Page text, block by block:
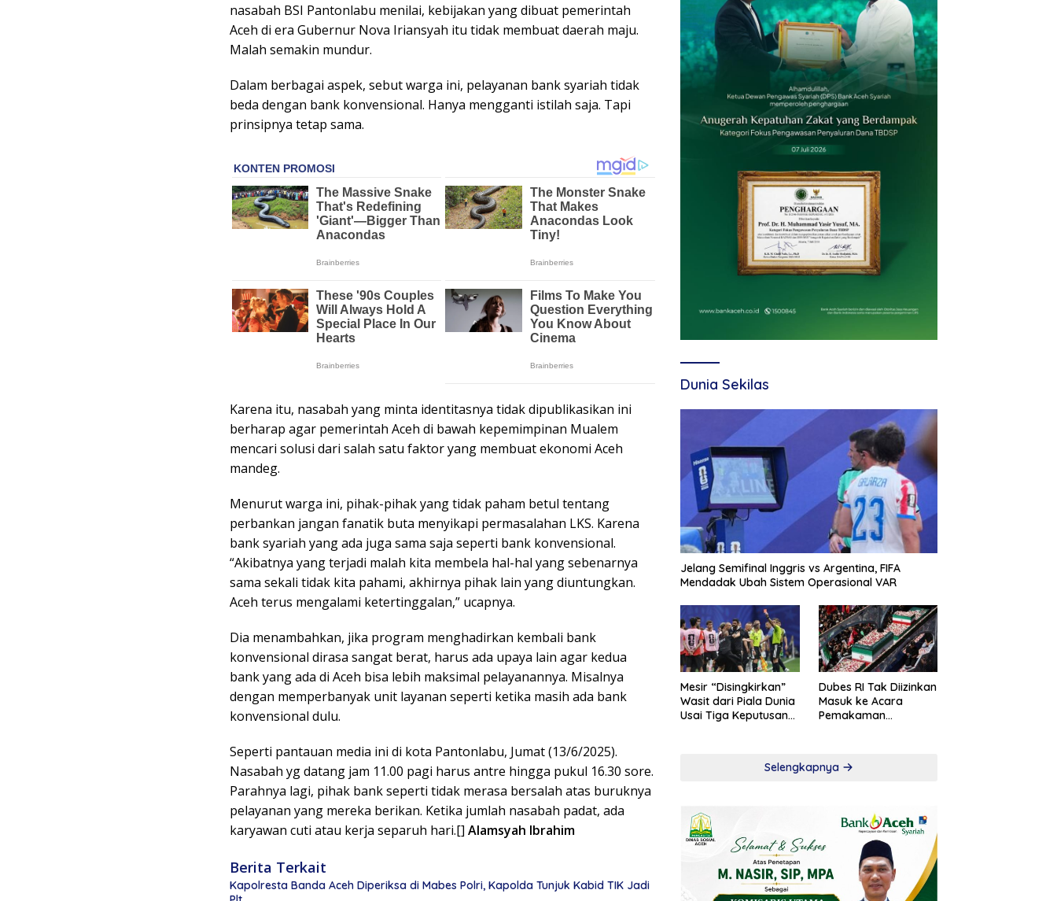
nasabah BSI Pantonlabu menilai, kebijakan yang dibuat pemerintah
Aceh di era Gubernur Nova Iriansyah itu tidak membuat daerah maju.
Malah semakin mundur.
Dalam berbagai aspek, sebut warga ini, pelayanan bank syariah tidak
beda dengan bank konvensional. Hanya mengganti istilah saja. Tapi
prinsipnya tetap sama.
Karena itu, nasabah yang minta identitasnya tidak dipublikasikan ini
berharap agar pemerintah Aceh di bawah kepemimpinan Mualem
mencari solusi dari salah satu faktor yang membuat ekonomi Aceh
mandeg.
Menurut warga ini, pihak-pihak yang tidak paham betul tentang
perbankan jangan fanatik buta menyikapi permasalahan LKS. Karena
bank syariah yang ada juga sama saja seperti bank konvensional.
“Akibatnya yang terjadi malah kita membela hal-hal yang sebenarnya
sama sekali tidak kita pahami, akhirnya pihak lain yang diuntungkan.
Aceh terus mengalami ketertinggalan,” ucapnya.
Dia menambahkan, jika program menghadirkan kembali bank
konvensional dirasa sangat berat, harus ada upaya lain agar kedua
bank yang ada di Aceh bisa lebih maksimal pelayanannya. Misalnya
dengan memperbanyak unit layanan seperti ketika masih ada bank
konvensional dulu.
Seperti pantauan media ini di kota Pantonlabu, Jumat (13/6/2025).
Nasabah yg datang jam 11.00 pagi harus antre hingga pukul 16.30 sore.
Parahnya lagi, pihak bank seperti tidak merasa bersalah atas buruknya
pelayanan yang mereka berikan. Ketika jumlah nasabah padat, ada
karyawan cuti atau kerja separuh hari.[] Alamsyah Ibrahim
Berita Terkait
Kapolresta Banda Aceh Diperiksa di Mabes Polri, Kapolda Tunjuk Kabid TIK Jadi
Dunia Sekilas
Jelang Semifinal Inggris vs Argentina, FIFA
Mendadak Ubah Sistem Operasional VAR
Mesir “Disingkirkan”
Wasit dari Piala Dunia
Usai Tiga Keputusan
Dubes RI Tak Diizinkan
Masuk ke Acara
Pemakaman
Selengkapnya